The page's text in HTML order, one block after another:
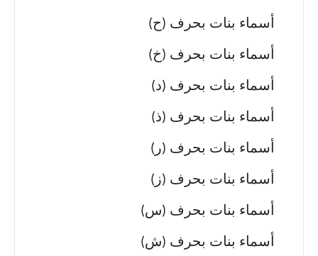
أسماء بنات بحرف (ح)
أسماء بنات بحرف (خ)
أسماء بنات بحرف (د)
أسماء بنات بحرف (ذ)
أسماء بنات بحرف (ر)
أسماء بنات بحرف (ز)
أسماء بنات بحرف (س)
أسماء بنات بحرف (ش)